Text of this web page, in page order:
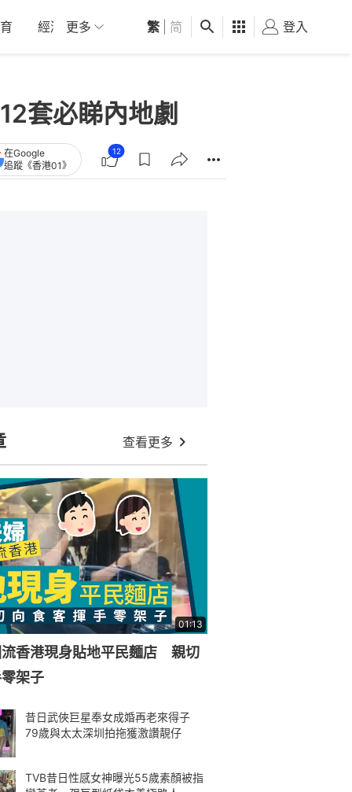
經濟 01深圳 觀點 健康 好食玩飛
更多 繁 简 登入
套必睇內地劇
在Google
追蹤《香港01》
12
查看更多
01:13
流香港現身貼地平民麵店 親切
架子
昔日武俠巨星奉女成婚再老來得子
79歲與太太深圳拍拖獲激讚靚仔
TVB昔日性感女神曝光55歲素顏被指